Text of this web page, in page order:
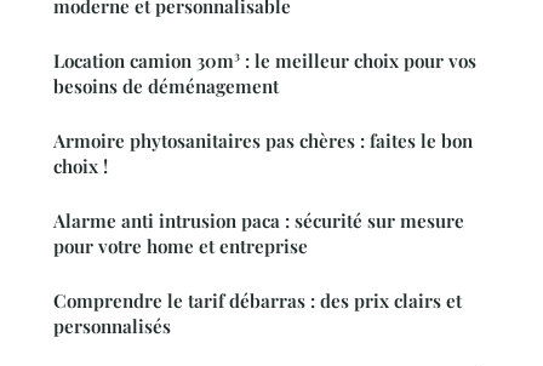
moderne et personnalisable
Location camion 30m³ : le meilleur choix pour vos
besoins de déménagement
Armoire phytosanitaires pas chères : faites le bon
choix !
Alarme anti intrusion paca : sécurité sur mesure
pour votre home et entreprise
Comprendre le tarif débarras : des prix clairs et
personnalisés